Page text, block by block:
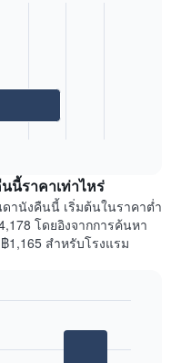
นี้ราคาเท่าไหร่
านังคืนนี้ เริ่มต้นในราคาต่ำ
โดยอิงจากการค้นหา
1,165 สำหรับโรงแรม